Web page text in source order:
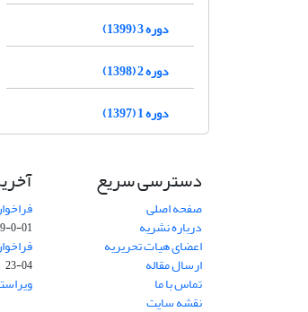
دوره 3 (1399)
دوره 2 (1398)
دوره 1 (1397)
دسترسی سریع
صفحه اصلی
درباره نشریه
اعضای هیات تحریریه
ارسال مقاله
تماس با ما
نقشه سایت
01-0-1279
04-23